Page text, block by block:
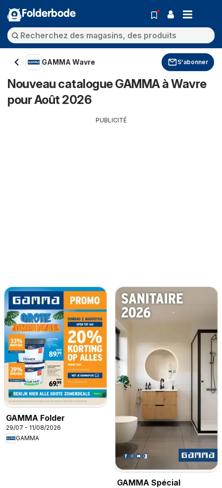
Folderbode
GAMMA Wavre S'abonner
Nouveau catalogue GAMMA à Wavre
pour Août 2026
PUBLICITÉ
GAMMA Folder
29/07 - 11/08/2026
GAMMA
GAMMA Spécial